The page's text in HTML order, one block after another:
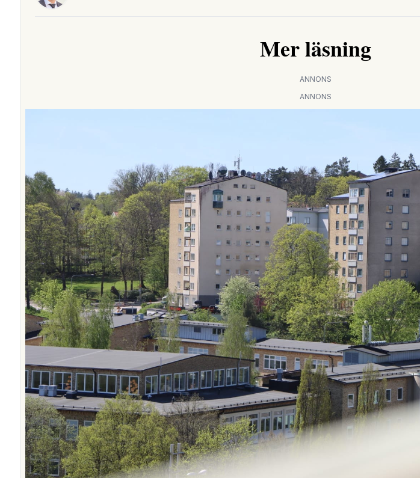
Mer läsning
ANNONS
ANNONS